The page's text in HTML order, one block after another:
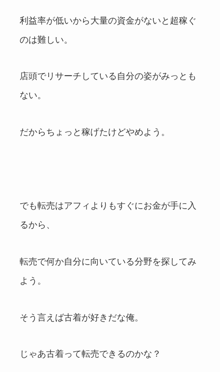
利益率が低いから大量の資金がないと超稼ぐ
のは難しい。
店頭でリサーチしている自分の姿がみっとも
ない。
だからちょっと稼げたけどやめよう。
でも転売はアフィよりもすぐにお金が手に入
るから、
転売で何か自分に向いている分野を探してみ
よう。
そう言えば古着が好きだな俺。
じゃあ古着って転売できるのかな？